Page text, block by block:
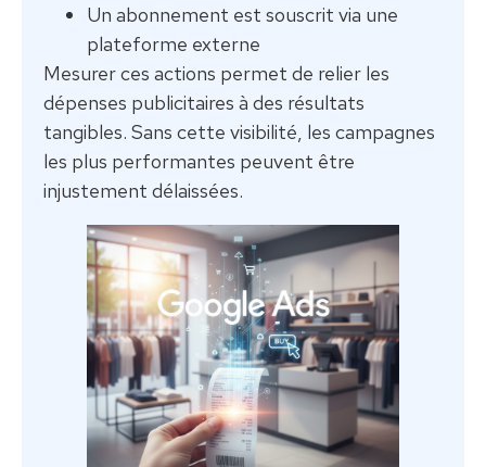
Un abonnement est souscrit via une
plateforme externe
Mesurer ces actions permet de relier les
dépenses publicitaires à des résultats
tangibles. Sans cette visibilité, les campagnes
les plus performantes peuvent être
injustement délaissées.